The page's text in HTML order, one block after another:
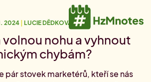
social media
Akademie
2024 LUCIE DĚDKOVÁ
volnou nohu a vyhnout
chybám?
pár stovek marketérů, kteří se nás